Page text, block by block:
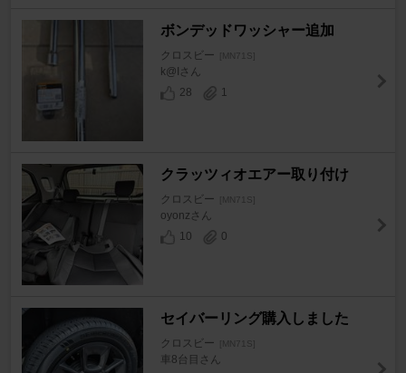
ボンデッドワッシャー追加
クロスビー [MN71S]
k@Iさん
28
1
クラッツィオエアー取り付け
クロスビー [MN71S]
oyonzさん
10
0
セイバーリング購入しました
クロスビー [MN71S]
車8台目さん